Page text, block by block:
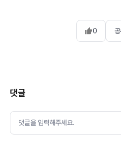
0 공
댓글
댓글을 입력해주세요.